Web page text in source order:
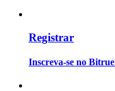
Guia
Registrar
Inscreva-se no